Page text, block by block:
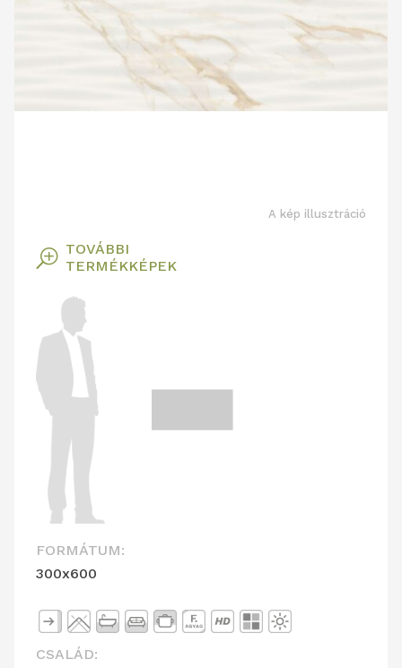
A kép illusztráció
T TOVÁBBI
TERMÉKKÉPEK
FORMÁTUM:
300x600
CSALÁD: